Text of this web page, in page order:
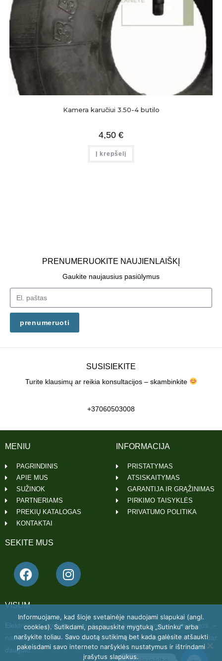
Kamera karučiui 3.50-4 butilo
4,50 €
Į krepšelį
PRENUMERUOKITE NAUJIENLAIŠKĮ
Gaukite naujausius pasiūlymus
prenumeruoti
SUSISIEKITE
Turite klausimų ar reikia konsultacijos – skambinkite
+37060503008
VISUM
Elektroninė prekyba nuo A iki Z. Įvairios prekių kategorijos –
namams, sodui, laisvalaikiui, statyboms, automobiliui ir dar
daugiau.
SEKITE MUS
INFORMACIJA
PRISTATYMAS
ATSISKAITYMAS
GARANTIJA IR GRĄŽINIMAS
PIRKIMO TAISYKLĖS
PRIVATUMO POLITIKA
MENIU
PAGRINDINIS
APIE MUS
SUŽINOK
PARTNERIAMS
PREKIŲ KATALOGAS
KONTAKTAI
Informuojame, kad šioje svetainėje naudojami slapukai (angl.
cookies). Sutikdami, paspauskite mygtuką „Sutinku“ arba
naršykite toliau. Savo duotą sutikimą bet kada galėsite atšaukti
pakeisdami savo interneto naršyklės nustatymus ir ištrindami
įrašytus slapukus.